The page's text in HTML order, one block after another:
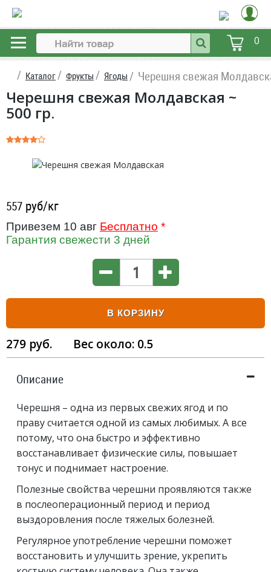
0
Каталог Фрукты Ягоды Черешня свежая
Черешня свежая Молдавская ~
500 гр.
557 руб/кг
Привезем 10 авг Бесплатно *
Гарантия свежести 3 дней
В КОРЗИНУ
279 руб. Вес около: 0.5
Описание
Черешня – одна из первых свежих ягод и по
праву считается одной из самых любимых. А все
потому, что она быстро и эффективно
восстанавливает физические силы, повышает
тонус и поднимает настроение.
Полезные свойства черешни проявляются также
в послеоперационный период и период
выздоровления после тяжелых болезней.
Регулярное употребление черешни поможет
восстановить и улучшить зрение, укрепить